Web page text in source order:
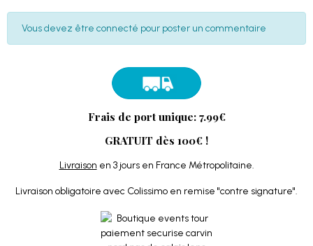
Vous devez être connecté pour poster un commentaire
Frais de port unique: 7.99€
GRATUIT dès 100€ !
Livraison en 3 jours en France Métropolitaine.
Livraison obligatoire avec Colissimo en remise "contre signature".